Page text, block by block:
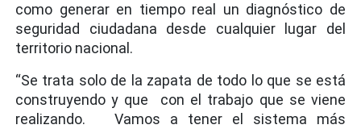
como generar en tiempo real un diagnóstico de
seguridad ciudadana desde cualquier lugar del
territorio nacional.
“Se trata solo de la zapata de todo lo que se está
construyendo y que con el trabajo que se viene
realizando. Vamos a tener el sistema más